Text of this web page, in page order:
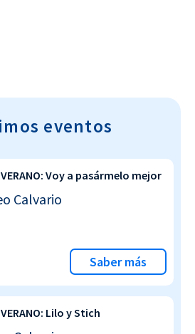
eventos
VERANO: Voy a pasármelo mejor
Calvario
Saber más
VERANO: Lilo y Stich